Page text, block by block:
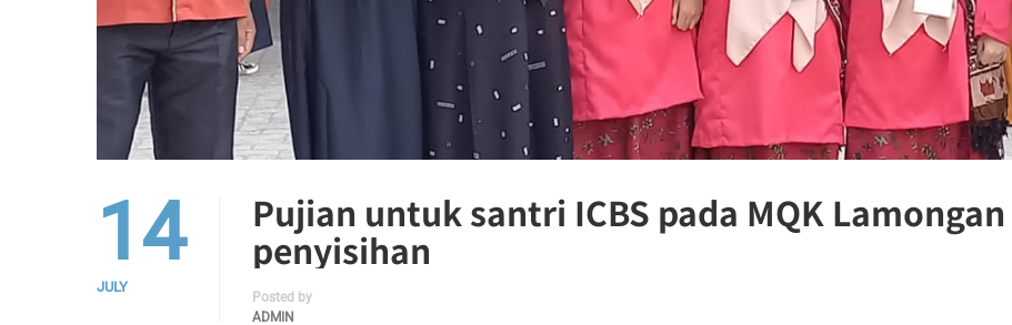
14
JULY
Pujian untuk santri ICBS pada MQK
penyisihan
Posted by
ADMIN